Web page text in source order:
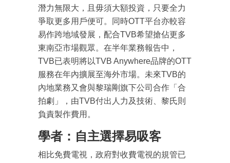
潛力無限大，且毋須大額投資，只要全力
爭取更多用戶便可。同時OTT平台亦較容
易作跨地域發展，配合TVB希望搶佔更多
東南亞市場觀眾。在半年業務報告中，
TVB已表明將以TVB Anywhere品牌的OTT
服務在年內擴展至海外市場。未來TVB的
內地業務又會與黎瑞剛旗下公司合作「合
拍劇」，由TVB付出人力及技術、黎氏則
負責製作費用。
學者：自主選擇易吸客
相比免費電視，政府對收費電視的規管已